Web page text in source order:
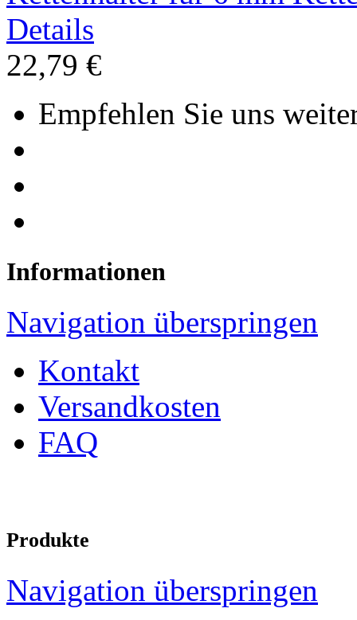
Details
22,79 €
Empfehlen Sie uns
Informationen
Navigation überspringen
Kontakt
Versandkosten
FAQ
Produkte
Navigation überspringen